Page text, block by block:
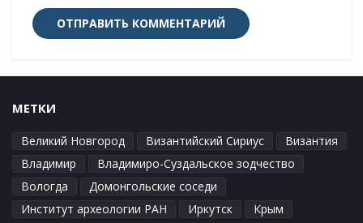
МЕТКИ
Великий Новгород Византийский Сириус
Византия
Владимир
Владимиро-Суздальское зодчество
Вологда
Домонгольские соседи
Институт археологии РАН
Иркутск
Крым